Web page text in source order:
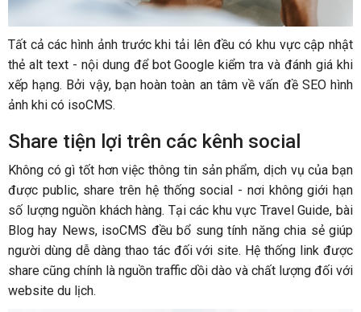
Tất cả các hình ảnh trước khi tải lên đều có khu vực cập nhật
thẻ alt text - nội dung để bot Google kiểm tra và đánh giá khi
xếp hạng. Bởi vậy, bạn hoàn toàn an tâm về vấn đề SEO hình
ảnh khi có isoCMS.
Share tiện lợi trên các kênh social
Không có gì tốt hơn việc thông tin sản phẩm, dịch vụ của bạn
được public, share trên hệ thống social - nơi không giới hạn
số lượng nguồn khách hàng. Tại các khu vực Travel Guide, bài
Blog hay News, isoCMS đều bổ sung tính năng chia sẻ giúp
người dùng dễ dàng thao tác đối với site. Hệ thống link được
share cũng chính là nguồn traffic dồi dào và chất lượng đối với
website du lịch.